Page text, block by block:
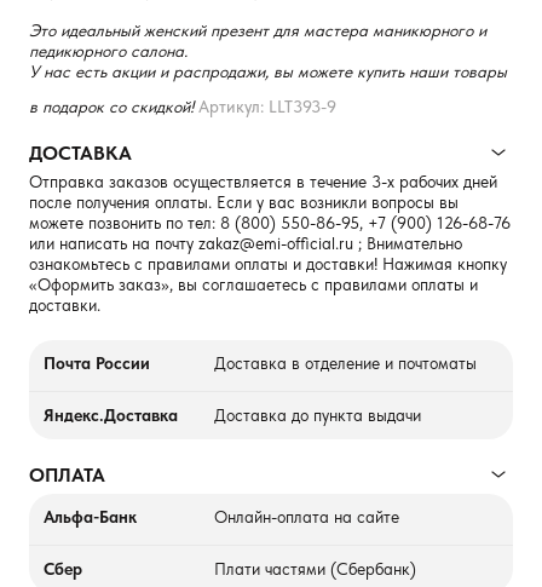
Это идеальный женский презент для мастера маникюрного и
педикюрного салона.
У нас есть акции и распродажи, вы можете купить наши товары
в подарок со скидкой! Артикул: LLT393-9
ДОСТАВКА
Отправка заказов осуществляется в течение 3-х рабочих дней
после получения оплаты. Если у вас возникли вопросы вы
можете позвонить по тел: 8 (800) 550-86-95, +7 (900) 126-68-76
или написать на почту zakaz@emi-official.ru ; Внимательно
ознакомьтесь с правилами оплаты и доставки! Нажимая кнопку
«Оформить заказ», вы соглашаетесь с правилами оплаты и
доставки.
Почта России Доставка в отделение и почтоматы
Яндекс.Доставка Доставка до пункта выдачи
ОПЛАТА
Альфа-Банк Онлайн-оплата на сайте
Сбер Плати частями (Сбербанк)